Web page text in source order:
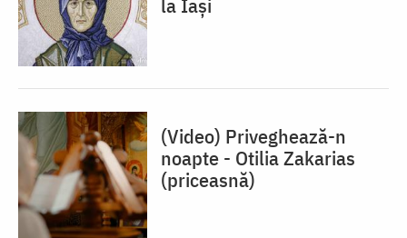
(Video) Priveghează-n
noapte - Otilia Zakarias
(priceasnă)